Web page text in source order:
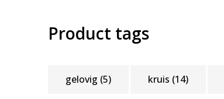
Product tags
gelovig (5) kruis (14)